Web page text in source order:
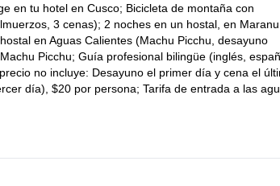
en tu hotel en Cusco; Bicicleta de montaña con
3 cenas); 2 noches en un hostal, en
en Aguas Calientes (Machu Picchu, desayuno
Picchu; Guía profesional bilingüe (inglés,
no incluye: Desayuno el primer día y cena el
día), $20 por persona; Tarifa de entrada a las